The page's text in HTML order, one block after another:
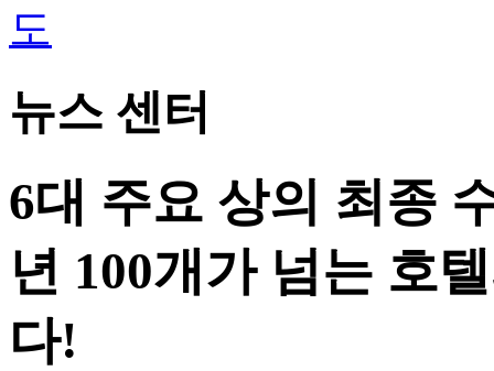
뉴스 센터
6대 주요 상의 최종
년 100개가 넘는 호
다!